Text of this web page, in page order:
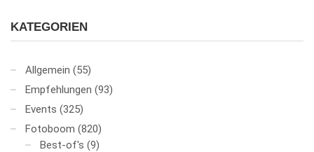
KATEGORIEN
Allgemein (55)
Empfehlungen (93)
Events (325)
Fotoboom (820)
Best-of's (9)